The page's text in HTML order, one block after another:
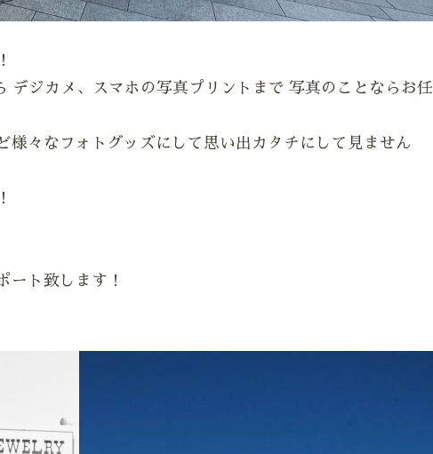
デジカメ、スマホの写真プリントまで 写真のことならお任
様々なフォトグッズにして思い出カタチにして見ません
ート致します！